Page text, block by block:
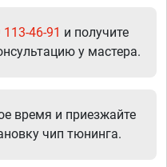
46-91 и получите
у мастера.
время и приезжайте
чип тюнинга.